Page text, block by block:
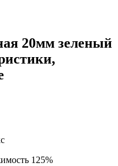
20мм зеленый
125%